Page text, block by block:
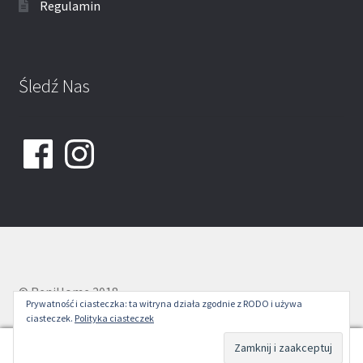
Regulamin
Śledź Nas
FacebookInstagram
© ReniHome 2018
0
Prywatność i ciasteczka: ta witryna działa zgodnie z RODO i używa
ciasteczek. Polityka ciasteczek